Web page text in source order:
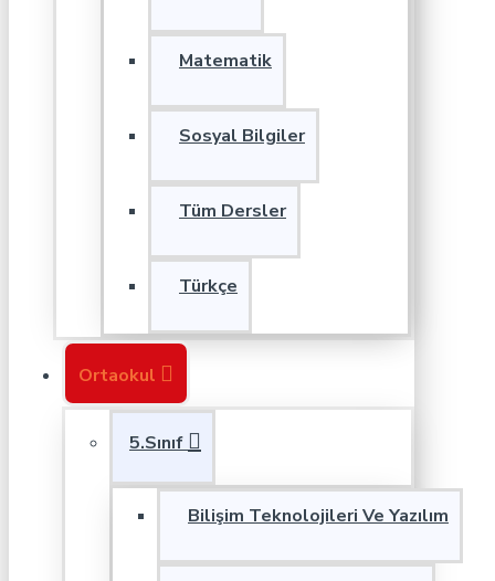
Matematik
Sosyal Bilgiler
Tüm Dersler
Türkçe
Ortaokul
5.Sınıf
Bilişim Teknolojileri Ve Yazılım